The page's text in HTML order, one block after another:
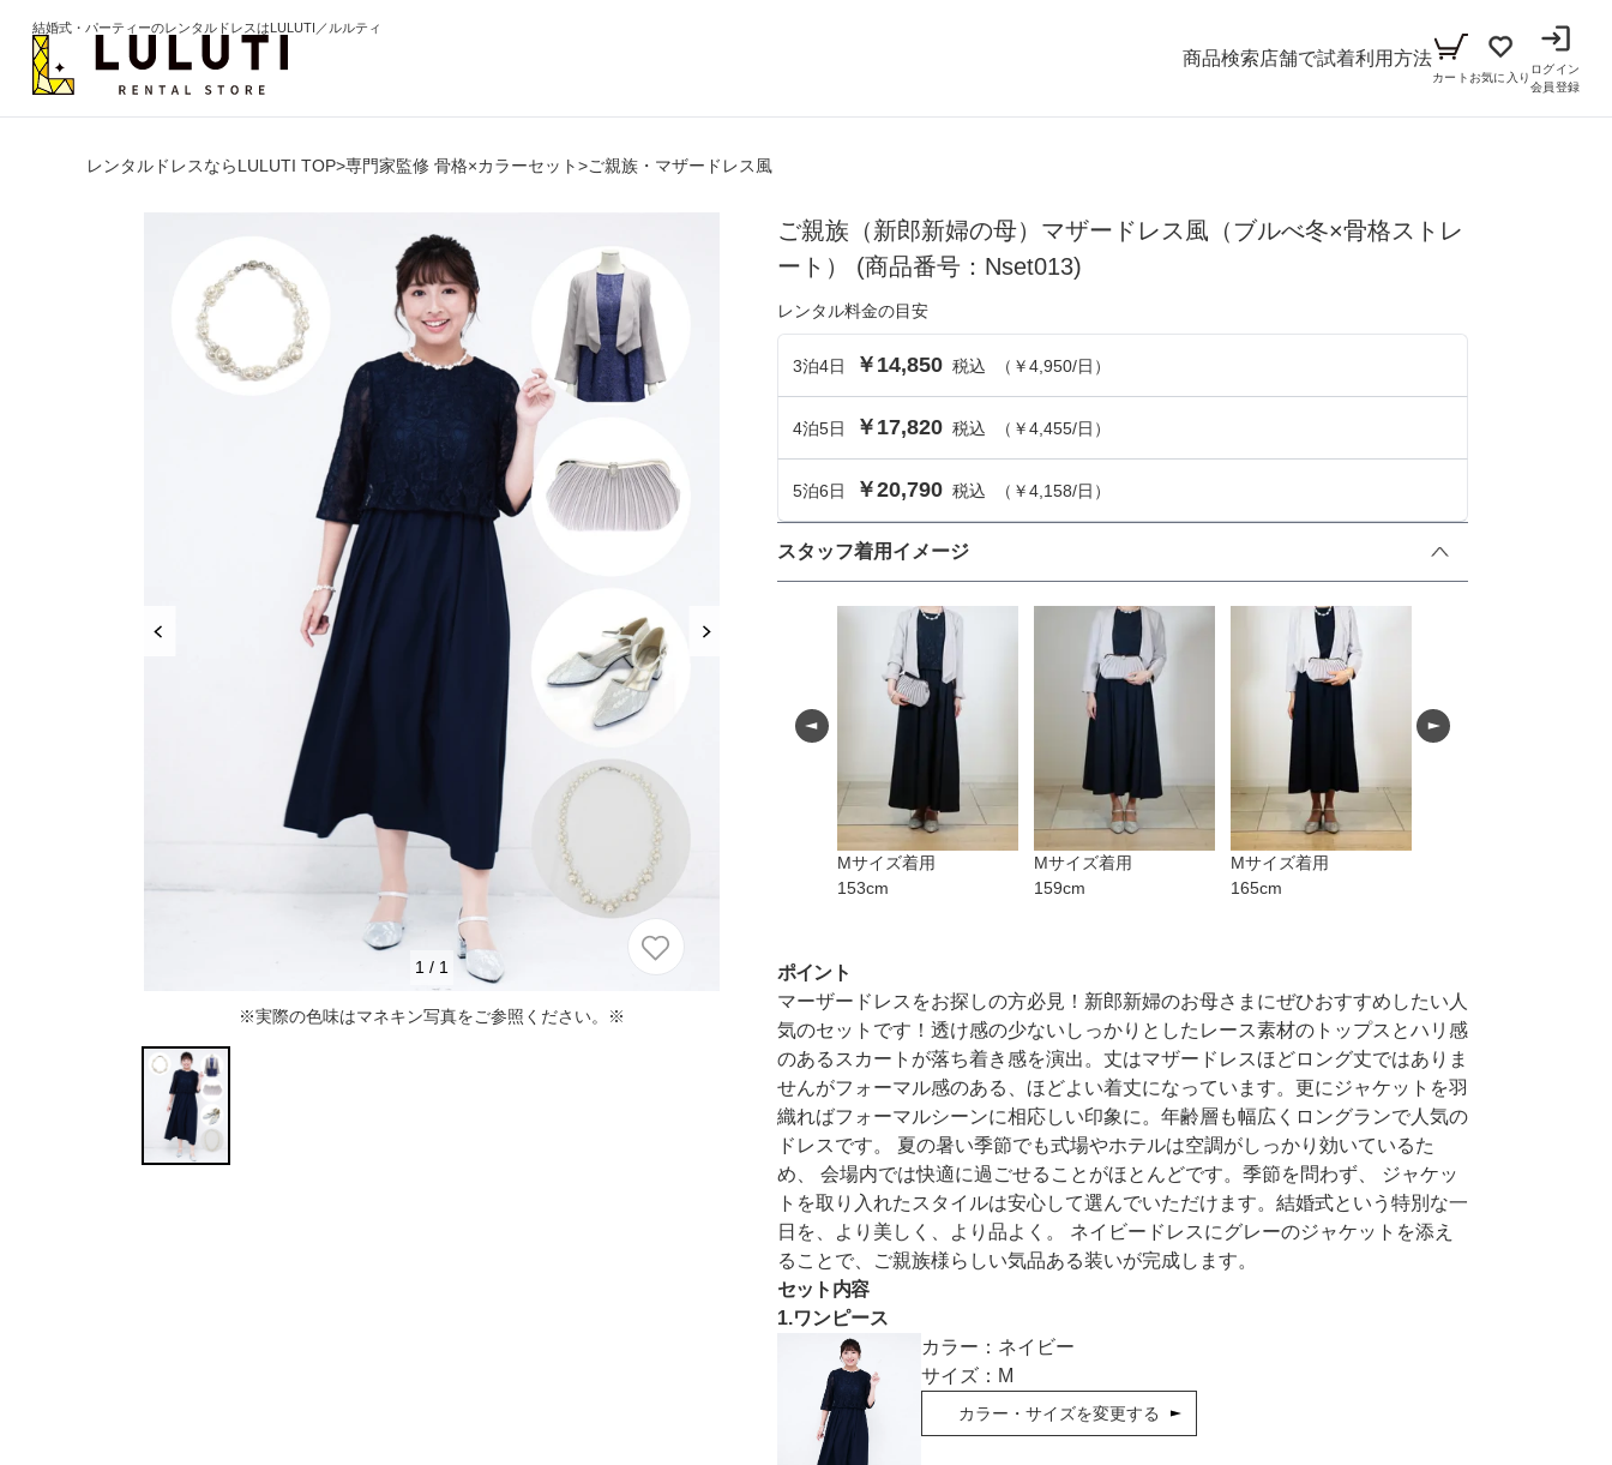
結婚式・パーティーのレンタルドレスはLULUTI／ルルティ
商品検索
カテゴリから選ぶ
専門家監修 骨格×カラーセット
高級レストランにぴったり！洗練された
ワンランク上を叶える謝恩会ドレス
好印象セレモニーコーデ 初めての卒園
式もこれ一着で安心♡
8点セット(ドレス＋小物7点)
6点セット(ドレス＋小物5点)
4点セット（ドレス＋小物3点）
ボレロ
カーディガン
その他
バッグ
ハンドバッグ
ストラップ付き
フラット
ネックレス
ヘアーアクセサリー
イヤリング
ブラックフォーマル
ブラックフォーマル
小物セット
セレモニースーツ
リクルートスーツ
年代から選ぶ
30代
50代
60代以上
季節のコンテンツ
推し活におすすめのドレス特集♥
骨格＆パーソナルカラーのプロ監修！は
じめての結婚式参列にぴったりのドレス
セット
骨格＆パーソナルカラーのプロ監修！上
品さを叶える結婚式参列ドレスセット
【ご親族編】
結婚式・パーティ
成人式・同窓会
入卒・セレモニー
食事・挨拶
シーン
ブラックフォーマル
リクルート
小物セット（パーティー用）
小物セット（ブラックフォーマル用）
その他衣装
ローファー
店舗で試着利用方法
カート お気に入り
ログイン
会員登録
レンタルドレスならLULUTI TOP>専門家監修 骨格×カラーセット>ご親族・マザードレス風
1 / 1
※実際の色味はマネキン写真をご参照ください。※
ご親族（新郎新婦の母）マザードレス風（ブルべ冬×骨格ストレ
ート）
(商品番号：Nset013)
レンタル料金の目安
3泊4日 ￥14,850 税込 （ ￥4,950/日）
4泊5日 ￥17,820 税込 （ ￥4,455/日）
5泊6日 ￥20,790 税込 （ ￥4,158/日）
スタッフ着用イメージ
Mサイズ着用
153cm
Mサイズ着用
159cm
Mサイズ着用
165cm
ポイント
マーザードレスをお探しの方必見！新郎新婦のお母さまにぜひおすすめしたい人
気のセットです！透け感の少ないしっかりとしたレース素材のトップスとハリ感
のあるスカートが落ち着き感を演出。丈はマザードレスほどロング丈ではありま
せんがフォーマル感のある、ほどよい着丈になっています。更にジャケットを羽
織ればフォーマルシーンに相応しい印象に。年齢層も幅広くロングランで人気の
ドレスです。 夏の暑い季節でも式場やホテルは空調がしっかり効いているた
め、 会場内では快適に過ごせることがほとんどです。季節を問わず、 ジャケッ
トを取り入れたスタイルは安心して選んでいただけます。結婚式という特別な一
日を、より美しく、より品よく。 ネイビードレスにグレーのジャケットを添え
ることで、ご親族様らしい気品ある装いが完成します。
セット内容
1.ワンピース
カラー： ネイビー
サイズ： M
カラー・サイズを変更する